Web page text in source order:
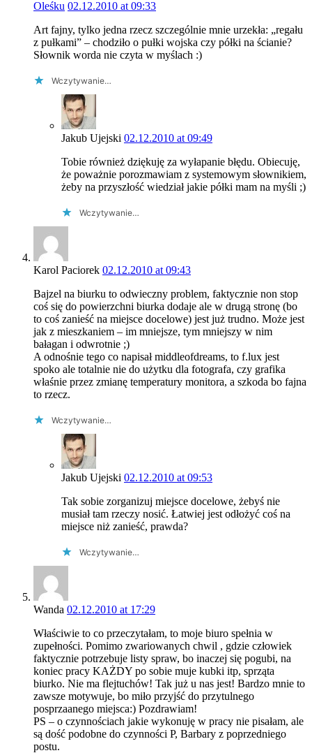
Oleśku 02.12.2010 at 09:33
Art fajny, tylko jedna rzecz szczególnie mnie urzekła: „regału
z pułkami” – chodziło o pułki wojska czy półki na ścianie?
Słownik worda nie czyta w myślach :)
Wczytywanie…
Jakub Ujejski 02.12.2010 at 09:49
Tobie również dziękuję za wyłapanie błędu. Obiecuję,
że poważnie porozmawiam z systemowym słownikiem,
żeby na przyszłość wiedział jakie półki mam na myśli ;)
Wczytywanie…
Karol Paciorek 02.12.2010 at 09:43
Bajzel na biurku to odwieczny problem, faktycznie non stop
coś się do powierzchni biurka dodaje ale w drugą stronę (bo
to coś zanieść na miejsce docelowe) jest już trudno. Może jest
jak z mieszkaniem – im mniejsze, tym mniejszy w nim
bałagan i odwrotnie ;)
A odnośnie tego co napisał middleofdreams, to f.lux jest
spoko ale totalnie nie do użytku dla fotografa, czy grafika
właśnie przez zmianę temperatury monitora, a szkoda bo fajna
to rzecz.
Wczytywanie…
Jakub Ujejski 02.12.2010 at 09:53
Tak sobie zorganizuj miejsce docelowe, żebyś nie
musiał tam rzeczy nosić. Łatwiej jest odłożyć coś na
miejsce niż zanieść, prawda?
Wczytywanie…
Wanda 02.12.2010 at 17:29
Właściwie to co przeczytałam, to moje biuro spełnia w
zupełności. Pomimo zwariowanych chwil , gdzie człowiek
faktycznie potrzebuje listy spraw, bo inaczej się pogubi, na
koniec pracy KAŻDY po sobie muje kubki itp, sprząta
biurko. Nie ma flejtuchów! Tak już u nas jest! Bardzo mnie to
zawsze motywuje, bo miło przyjść do przytulnego
posprzaanego miejsca:) Pozdrawiam!
PS – o czynnościach jakie wykonuję w pracy nie pisałam, ale
są dość podobne do czynności P, Barbary z poprzedniego
postu.